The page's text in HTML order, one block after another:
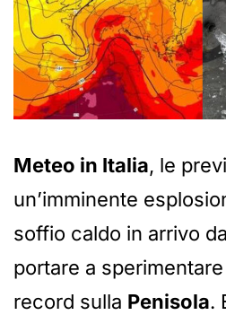
Meteo in Italia, le
un’imminente
soffio caldo in arrivo
portare a
record sulla Penisola.